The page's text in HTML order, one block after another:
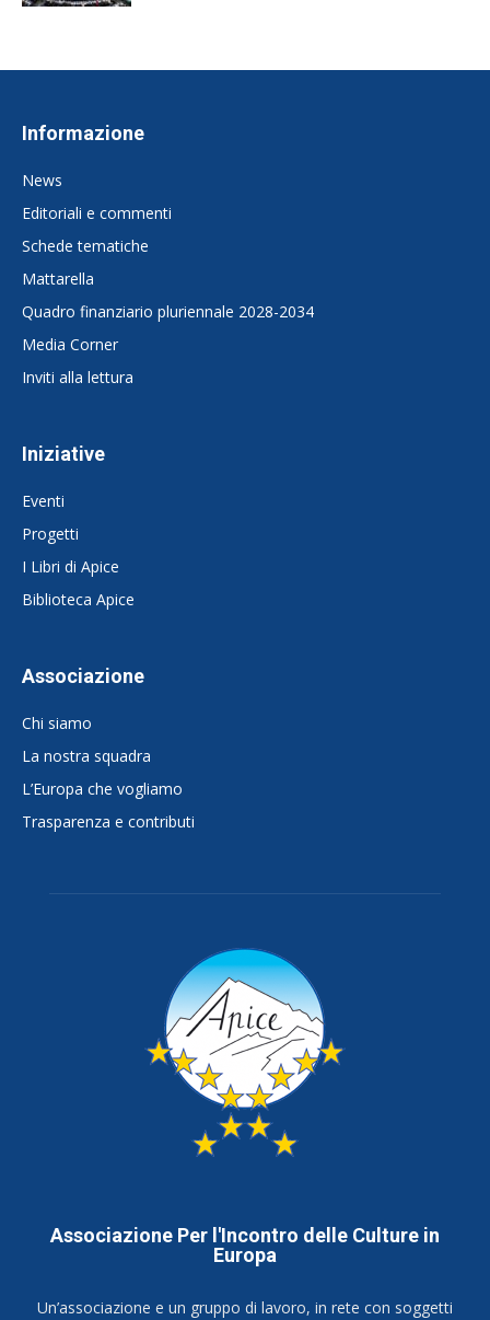
Informazione
News
Editoriali e commenti
Schede tematiche
Mattarella
Quadro finanziario pluriennale 2028-2034
Media Corner
Inviti alla lettura
Iniziative
Eventi
Progetti
I Libri di Apice
Biblioteca Apice
Associazione
Chi siamo
La nostra squadra
L’Europa che vogliamo
Trasparenza e contributi
Associazione Per l'Incontro delle Culture in
Europa
Un’associazione e un gruppo di lavoro, in rete con soggetti